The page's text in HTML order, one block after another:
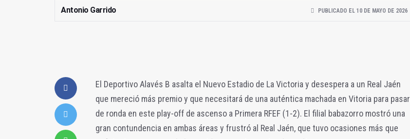
Antonio Garrido PUBLICADO EL 10 DE MAYO DE 2026
El Deportivo Alavés B asalta el Nuevo Estadio de La Victoria y desespera a un Real Jaén
que mereció más premio y que necesitará de una auténtica machada en Vitoria para pasar
de ronda en este play-off de ascenso a Primera RFEF (1-2). El filial babazorro mostró una
gran contundencia en ambas áreas y frustró al Real Jaén, que tuvo ocasiones más que